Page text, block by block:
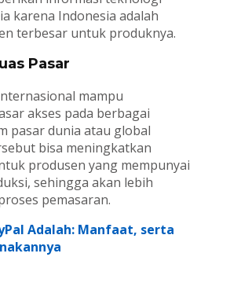
karena Indonesia adalah
terbesar untuk produknya.
Pasar
mampu
akses pada berbagai
pasar dunia atau global
bisa meningkatkan
produsen yang mempunyai
sehingga akan lebih
pemasaran.
Adalah: Manfaat, serta